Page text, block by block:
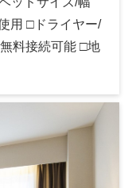
用 □ドライヤー/
料接続可能 □地